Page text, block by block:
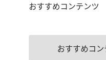
おすすめコンテンツ
おすすめコ